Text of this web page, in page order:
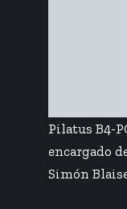
Pilatus B4-
encargado
Simón